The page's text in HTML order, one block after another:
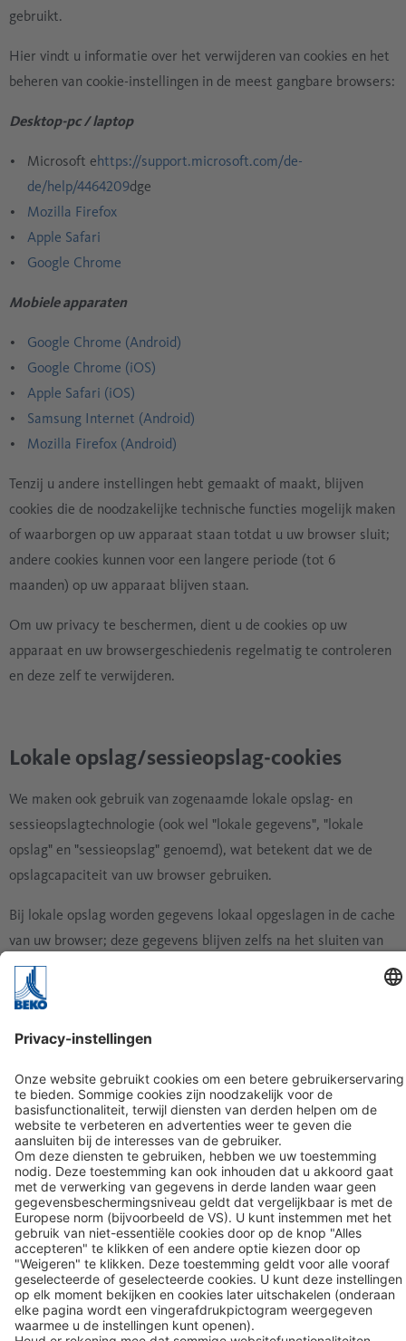
gebruikt.
Hier vindt u informatie over het verwijderen van cookies en het
beheren van cookie-instellingen in de meest gangbare browsers:
Desktop-pc / laptop
Microsoft ehttps://support.microsoft.com/de-
de/help/4464209dge
Mozilla Firefox
Apple Safari
Google Chrome
Mobiele apparaten
Google Chrome (Android)
Google Chrome (iOS)
Apple Safari (iOS)
Samsung Internet (Android)
Mozilla Firefox (Android)
Tenzij u andere instellingen hebt gemaakt of maakt, blijven
cookies die de noodzakelijke technische functies mogelijk maken
of waarborgen op uw apparaat staan totdat u uw browser sluit;
andere cookies kunnen voor een langere periode (tot 6
maanden) op uw apparaat blijven staan.
Om uw privacy te beschermen, dient u de cookies op uw
apparaat en uw browsergeschiedenis regelmatig te controleren
en deze zelf te verwijderen.
Lokale opslag/sessieopslag-cookies
We maken ook gebruik van zogenaamde lokale opslag- en
sessieopslagtechnologie (ook wel "lokale gegevens", "lokale
opslag" en "sessieopslag" genoemd), wat betekent dat we de
opslagcapaciteit van uw browser gebruiken.
Bij lokale opslag worden gegevens lokaal opgeslagen in de cache
van uw browser; deze gegevens blijven zelfs na het sluiten van
het browservenster of het afsluiten van het programma
bewaard en kunnen worden gelezen als u de cache niet actief
gebruik van onze websites op uw computer worden opgeslagen
en door u worden gebruikt.
De functie van sessieopslag is in wezen dezelfde als die van
lokale opslag, behalve dat de betreffende gegevens onmiddellijk
na het sluiten van de browser ("sessie") automatisch uit de
cache van uw browser worden verwijderd.
Derden hebben geen toegang tot de gegevens die zijn
opgeslagen in lokale opslag of sessieopslag. Deze worden niet
gedeeld met derden en worden niet gebruikt voor